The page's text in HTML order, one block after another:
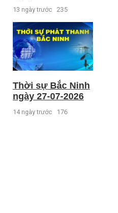
13 ngày trước 235
Thời sự Bắc Ninh
ngày 27-07-2026
14 ngày trước 176